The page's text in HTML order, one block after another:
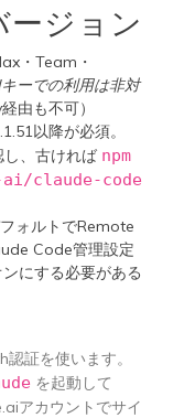
ジョン
・Team・
ーでの利用は非対
由も不可）
以降が必須。
し、古ければ npm
claude-code
ォルトでRemote
Code管理設定
にする必要がある
証を使います。
を起動して
アカウントでサイ